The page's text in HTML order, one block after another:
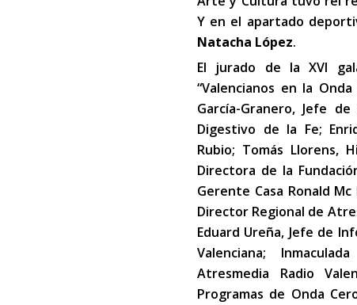
Y en el apartado
Natacha López.
El jurado de la XVI
“Valencianos en la
García-Granero, Jefe
Digestivo de la Fe;
Rubio; Tomás Llorens,
Directora de la
Gerente Casa Ronald
Director Regional de
Eduard Ureña, Jefe de
Valenciana;
Atresmedia Radio
Programas de Onda